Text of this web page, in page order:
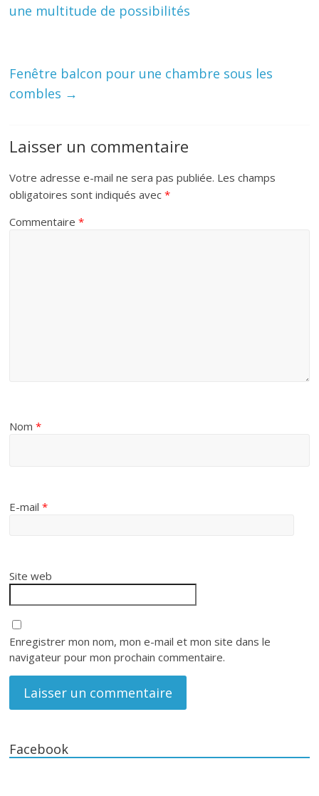
une multitude de possibilités
Fenêtre balcon pour une chambre sous les
combles →
Laisser un commentaire
Votre adresse e-mail ne sera pas publiée. Les champs
obligatoires sont indiqués avec*
Commentaire*
Nom*
E-mail*
Site web
Enregistrer mon nom, mon e-mail et mon site dans le
navigateur pour mon prochain commentaire.
Facebook